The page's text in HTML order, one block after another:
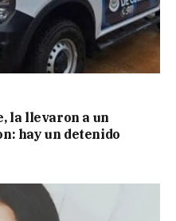
la llevaron a un
hay un detenido